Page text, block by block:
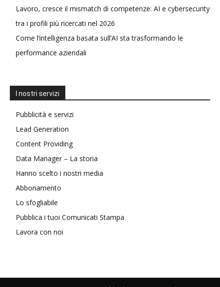
Lavoro, cresce il mismatch di competenze: AI e cybersecurity
tra i profili più ricercati nel 2026
Come l’intelligenza basata sull’AI sta trasformando le
performance aziendali
I nostri servizi
Pubblicità e servizi
Lead Generation
Content Providing
Data Manager – La storia
Hanno scelto i nostri media
Abbonamento
Lo sfogliabile
Pubblica i tuoi Comunicati Stampa
Lavora con noi